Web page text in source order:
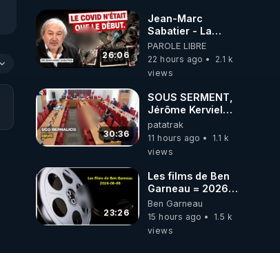
26:06
Jean-Marc
Sabatier - La
Covid-19 n'a été
que le début -
L'ARNm &
où auront-t-il ?
PAROLE LIBRE
22 hours ago
2.1 k
views
30:36
SOUS SERMENT,
Jérôme Kerviel
balance tout à
l'Assemblée !
patatrak
11 hours ago
1.1 k
views
23:26
Les films de Ben
Garneau = 2026-
08-08
Ben Garneau
15 hours ago
1.5 k
views